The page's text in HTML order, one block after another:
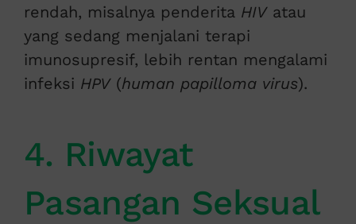
rendah, misalnya penderita HIVatau
yang sedang menjalani terapi
imunosupresif, lebih rentan mengalami
infeksi HPV(human papilloma virus).
4. Riwayat
Pasangan Seksual